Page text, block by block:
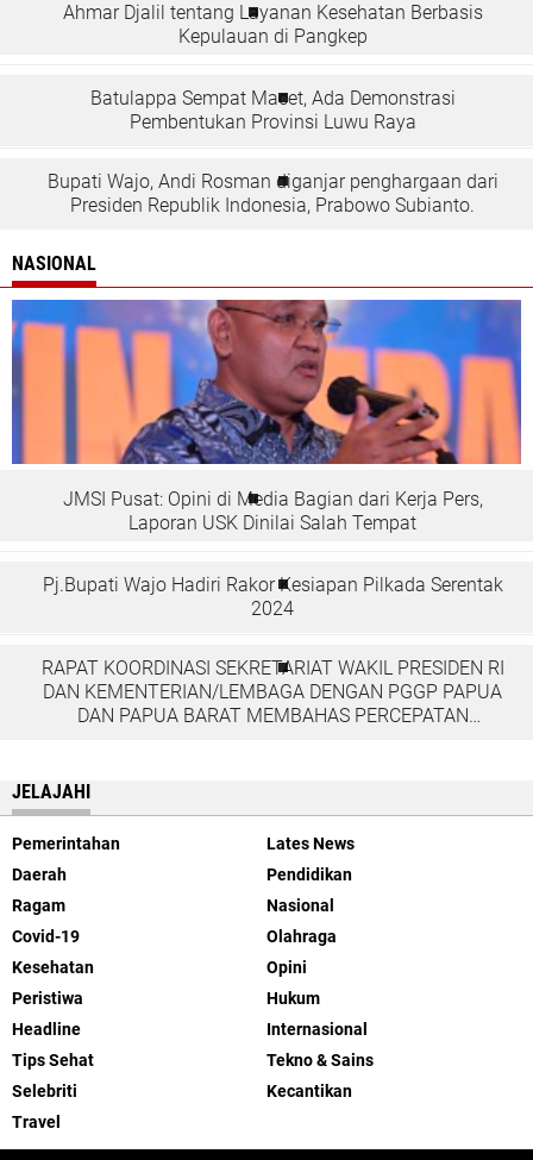
Ahmar Djalil tentang Layanan Kesehatan Berbasis
Kepulauan di Pangkep
Batulappa Sempat Macet, Ada Demonstrasi
Pembentukan Provinsi Luwu Raya
Bupati Wajo, Andi Rosman diganjar penghargaan dari
Presiden Republik Indonesia, Prabowo Subianto.
NASIONAL
JMSI Pusat: Opini di Media Bagian dari Kerja Pers,
Laporan USK Dinilai Salah Tempat
Pj.Bupati Wajo Hadiri Rakor Kesiapan Pilkada Serentak
2024
RAPAT KOORDINASI SEKRETARIAT WAKIL PRESIDEN RI
DAN KEMENTERIAN/LEMBAGA DENGAN PGGP PAPUA
DAN PAPUA BARAT MEMBAHAS PERCEPATAN
JELAJAHI
Pemerintahan
Lates News
Daerah
Pendidikan
Ragam
Nasional
Covid-19
Olahraga
Kesehatan
Opini
Peristiwa
Hukum
Headline
Internasional
Tips Sehat
Tekno & Sains
Selebriti
Kecantikan
Travel